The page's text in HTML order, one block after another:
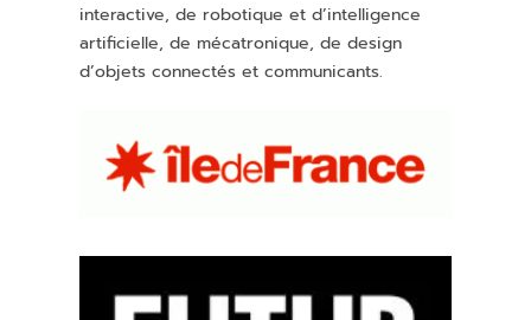
interactive, de robotique et d’intelligence
artificielle, de mécatronique, de design
d’objets connectés et communicants.